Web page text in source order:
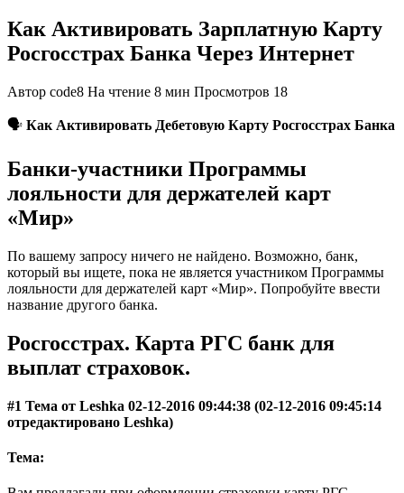
Как Активировать Зарплатную Карту
Росгосстрах Банка Через Интернет
Автор code8 На чтение 8 мин Просмотров 18
🗣 Как Активировать Дебетовую Карту Росгосстрах Банка
Банки-участники Программы
лояльности для держателей карт
«Мир»
По вашему запросу ничего не найдено. Возможно, банк,
который вы ищете, пока не является участником Программы
лояльности для держателей карт «Мир». Попробуйте ввести
название другого банка.
Росгосстрах. Карта РГС банк для
выплат страховок.
#1 Тема от Leshka 02-12-2016 09:44:38 (02-12-2016 09:45:14
отредактировано Leshka)
Тема: